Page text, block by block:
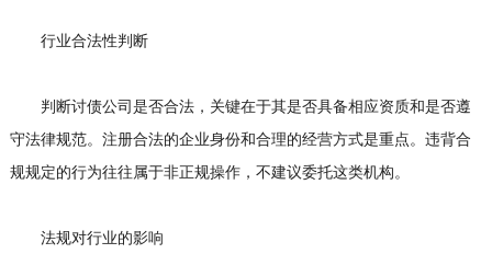
行业合法性判断
判断讨债公司是否合法，关键在于其是否具备相应资质和是否遵
守法律规范。注册合法的企业身份和合理的经营方式是重点。违背合
规规定的行为往往属于非正规操作，不建议委托这类机构。
法规对行业的影响